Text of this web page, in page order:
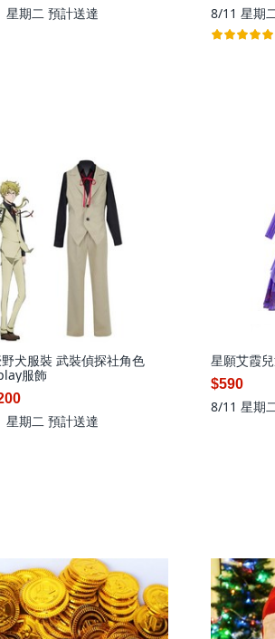
星期二 預計送達 8/11 星期
犬服裝 武裝偵探社角色
服飾
星期二 預計送達
星願艾霞
$590
8/11 星期